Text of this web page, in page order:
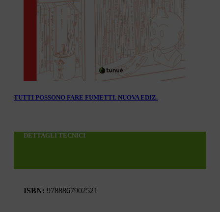
TUTTI POSSONO FARE FUMETTI. NUOVA EDIZ.
DETTAGLI TECNICI
ISBN: 9788867902521